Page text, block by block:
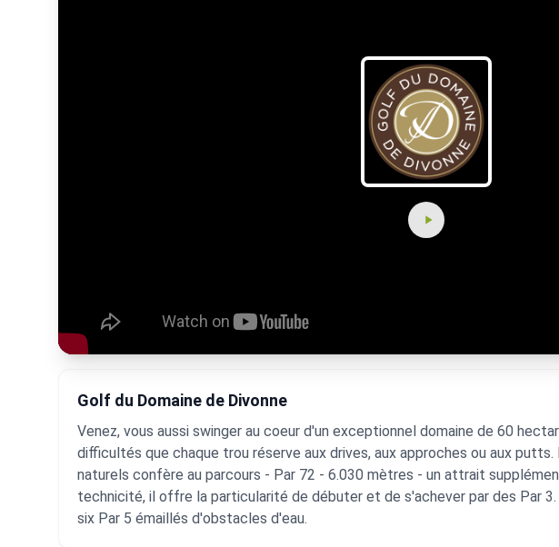
Golf du Domaine de Divonne
Venez, vous aussi swinger au coeur d'un exceptionnel domaine de 60
difficultés que chaque trou réserve aux drives, aux approches ou aux
naturels confère au parcours - Par 72 - 6.030 mètres - un attrait
technicité, il offre la particularité de débuter et de s'achever par des Par
six Par 5 émaillés d'obstacles d'eau.